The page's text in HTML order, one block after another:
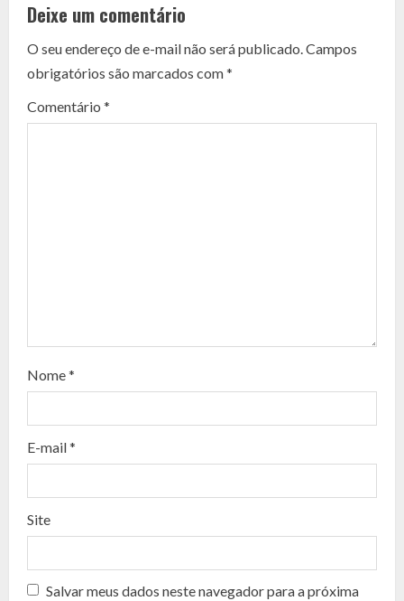
n
t
i
a
d
n
g
Deixe um comentário
O seu endereço de e-mail não será publicado.Campos
obrigatórios são marcados com*
Comentário *
Nome*
E-mail*
Site
Salvar meus dados neste navegador para a próxima